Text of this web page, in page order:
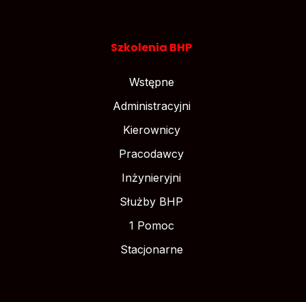
Szkolenia BHP
Wstępne
Administracyjni
Kierownicy
Pracodawcy
Inżynieryjni
Służby BHP
1 Pomoc
Stacjonarne